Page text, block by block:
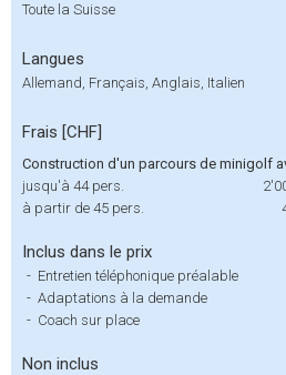
Toute la Suisse
Langues
Allemand, Français, Anglais, Italien
Frais [CHF]
Construction d'un parcours de minigolf
jusqu'à 44 pers.
à partir de 45 pers.
Inclus dans le prix
- Entretien téléphonique préalable
- Adaptations à la demande
- Coach sur place
Non inclus